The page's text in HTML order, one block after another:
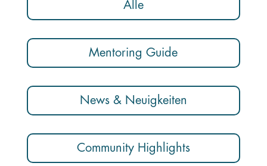
Alle
Mentoring Guide
News & Neuigkeiten
Community Highlights